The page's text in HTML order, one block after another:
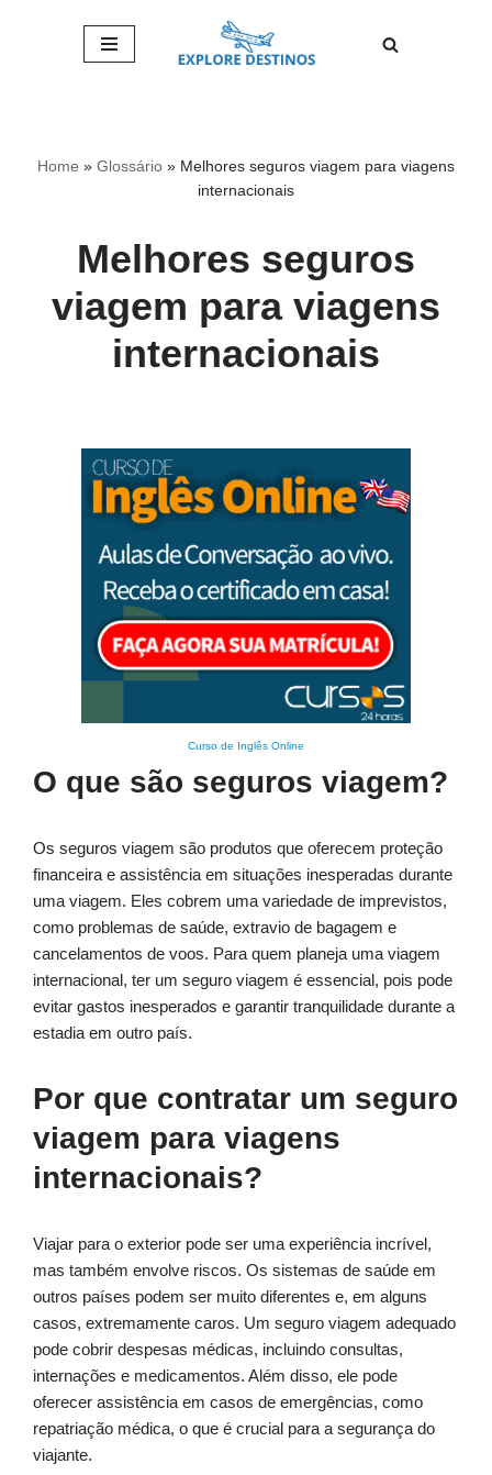
Home » Glossário » Melhores seguros viagem para viagens
internacionais
Melhores seguros
viagem para viagens
internacionais
Curso de Inglês Online
O que são seguros viagem?
Os seguros viagem são produtos que oferecem proteção
financeira e assistência em situações inesperadas durante
uma viagem. Eles cobrem uma variedade de imprevistos,
como problemas de saúde, extravio de bagagem e
cancelamentos de voos. Para quem planeja uma viagem
internacional, ter um seguro viagem é essencial, pois pode
evitar gastos inesperados e garantir tranquilidade durante a
estadia em outro país.
Por que contratar um seguro
viagem para viagens
internacionais?
Viajar para o exterior pode ser uma experiência incrível,
mas também envolve riscos. Os sistemas de saúde em
outros países podem ser muito diferentes e, em alguns
casos, extremamente caros. Um seguro viagem adequado
pode cobrir despesas médicas, incluindo consultas,
internações e medicamentos. Além disso, ele pode
oferecer assistência em casos de emergências, como
repatriação médica, o que é crucial para a segurança do
viajante.